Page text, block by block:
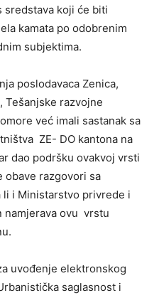
sredstava koji će biti
kamata po odobrenim
subjektima.
poslodavaca Zenica,
Tešanjske razvojne
već imali sastanak sa
ZE- DO kantona na
dao podršku ovakvoj vrsti
obave razgovori sa
i Ministarstvo privrede i
namjerava ovu vrstu
uvođenje elektronskog
saglasnost i